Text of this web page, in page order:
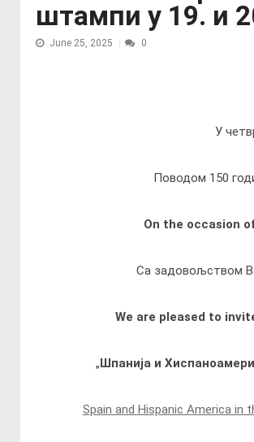
штампи у 19. и
June 25, 2025 0
У
Поводом 150
On the occasion
Са задовољством
We are pleased to
„Шпанија и
Spain and Hispanic America in